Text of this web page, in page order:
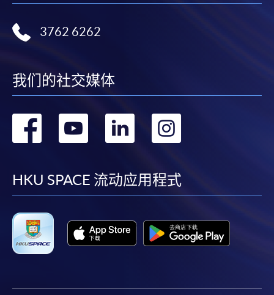
3762 6262
我们的社交媒体
转
facebook
转
youtube
转
linkedin
转
HKU SPACE 流动应用程式